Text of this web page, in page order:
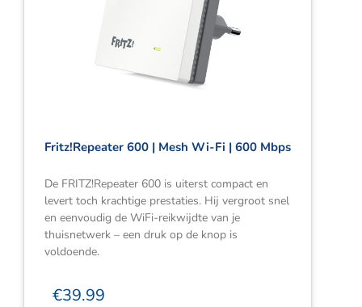
Fritz!Repeater 600 | Mesh Wi-Fi | 600 Mbps
De FRITZ!Repeater 600 is uiterst compact en
levert toch krachtige prestaties. Hij vergroot snel
en eenvoudig de WiFi-reikwijdte van je
thuisnetwerk – een druk op de knop is
voldoende.
€39.99